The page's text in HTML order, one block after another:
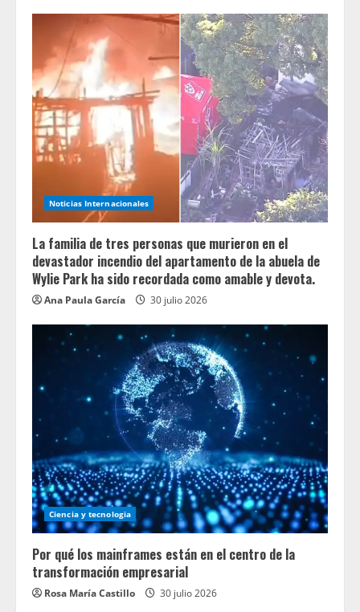
Noticias Internacionales
La familia de tres personas que murieron en el
devastador incendio del apartamento de la abuela de
Wylie Park ha sido recordada como amable y devota.
Ana Paula García 30 julio 2026
Ciencia y tecnologia
Por qué los mainframes están en el centro de la
transformación empresarial
Rosa María Castillo 30 julio 2026